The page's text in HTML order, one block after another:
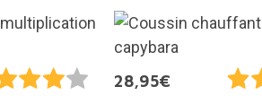
28,95€